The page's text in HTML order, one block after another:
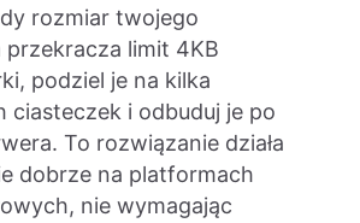
rozmiar twojego
przekracza limit 4KB
podziel je na kilka
ciasteczek i odbuduj je po
To rozwiązanie działa
dobrze na platformach
nie wymagając